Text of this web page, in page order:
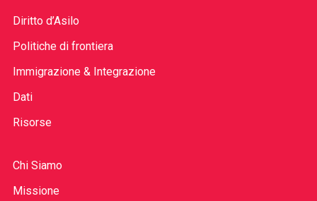
Diritto d’Asilo
Politiche di frontiera
Immigrazione & Integrazione
Dati
Risorse
Chi Siamo
Missione